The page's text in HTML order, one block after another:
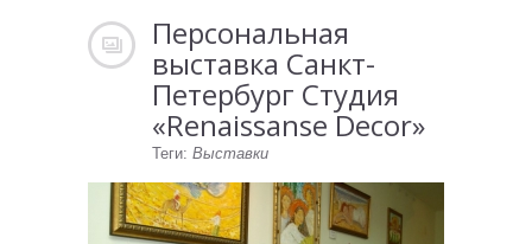
Персональная
выставка Санкт-
Петербург Студия
«Renaissanse Decor»
Теги: Выставки